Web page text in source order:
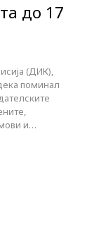
до 17
(ДИК),
поминал
и…